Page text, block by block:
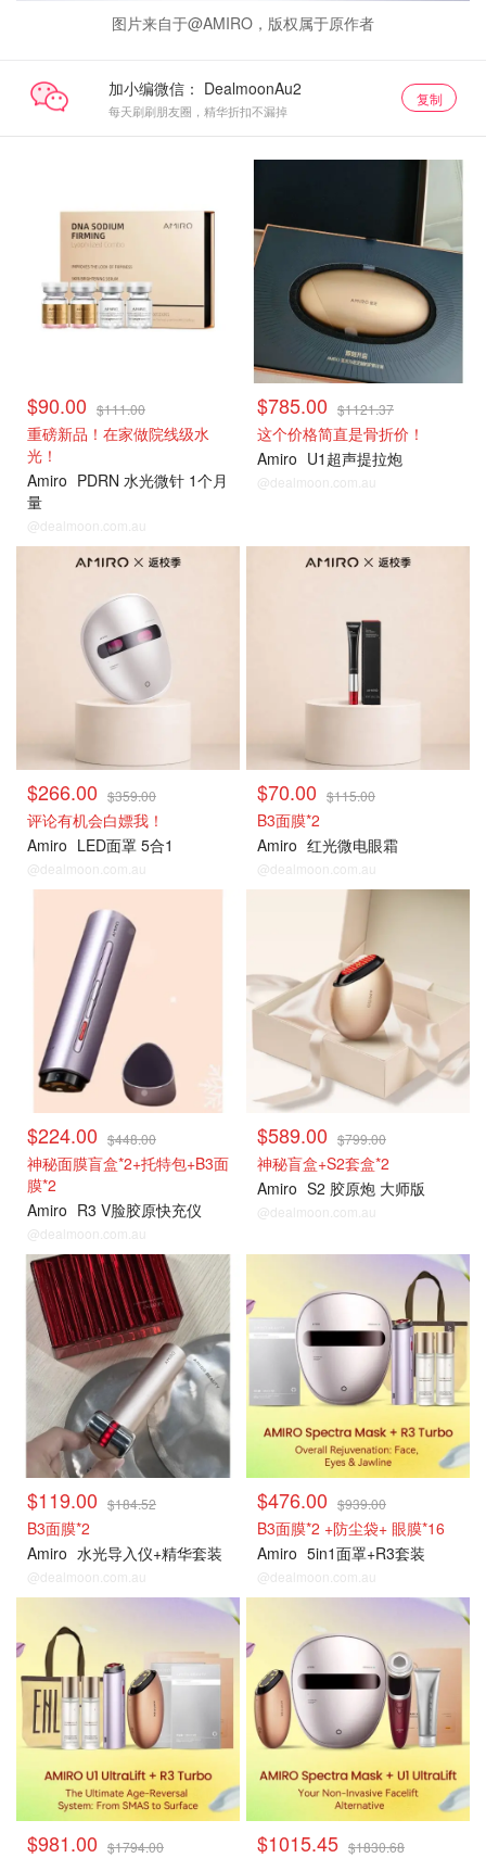
图片来自于@AMIRO，版权属于原作者
加小编微信：
每天刷刷朋友圈，精华折扣不漏掉
复制
$90.00 $111.00
重磅新品！在家做院线级水
光！
Amiro PDRN 水光微针 1个月
量
@dealmoon.com.au
$785.00 $1121.37
这个价格简直是骨折价！
Amiro U1超声提拉炮
@dealmoon.com.au
独家好价
$266.00 $359.00
评论有机会白嫖我！
Amiro LED面罩 5合1
@dealmoon.com.au
独家好价
$70.00 $115.00
B3面膜*2
Amiro 红光微电眼霜
@dealmoon.com.au
$224.00 $448.00
神秘面膜盲盒*2+托特包+B3面
膜*2
Amiro R3 V脸胶原快充仪
@dealmoon.com.au
$589.00 $799.00
神秘盲盒+S2套盒*2
Amiro S2 胶原炮 大师版
@dealmoon.com.au
独家好价
$119.00 $184.52
B3面膜*2
Amiro 水光导入仪+精华套装
@dealmoon.com.au
$476.00 $939.00
B3面膜*2 +防尘袋+ 眼膜*16
Amiro 5in1面罩+R3套装
@dealmoon.com.au
$981.00 $1794.00 $1015.45 $1830.68